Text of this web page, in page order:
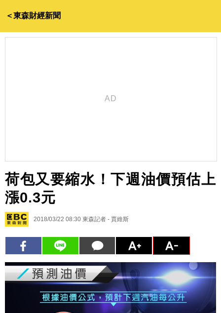
＜東森財經新聞
荷包又要縮水！下週油價預估上
漲0.3元
2018/03/22 08:30 東森記者 - 賈維斯